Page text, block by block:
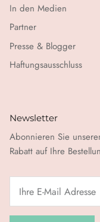
In den Medien
Partner
Presse & Blogger
Haftungsausschluss
Newsletter
Abonnieren Sie
Rabatt auf Ihre